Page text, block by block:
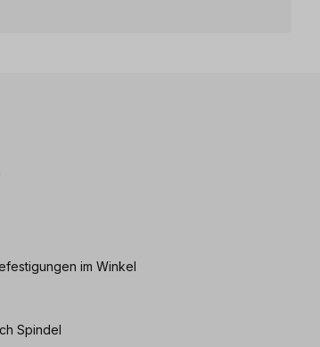
im Winkel
Spindel